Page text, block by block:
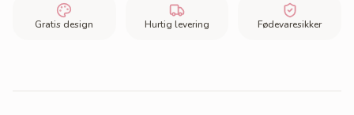
Gratis design Hurtig levering Fødevaresikker